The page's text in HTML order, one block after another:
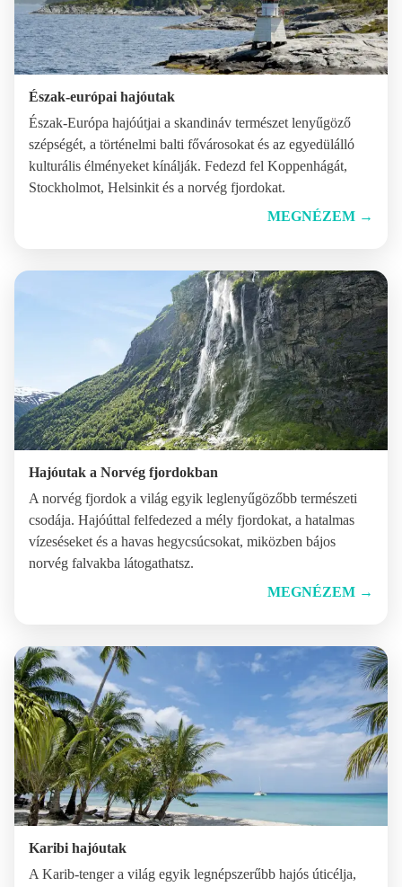
Észak-európai hajóutak
Észak-Európa hajóútjai a skandináv természet lenyűgöző
szépségét, a történelmi balti fővárosokat és az egyedülálló
kulturális élményeket kínálják. Fedezd fel Koppenhágát,
Stockholmot, Helsinkit és a norvég fjordokat.
MEGNÉZEM →
Hajóutak a Norvég fjordokban
A norvég fjordok a világ egyik leglenyűgözőbb természeti
csodája. Hajóúttal felfedezed a mély fjordokat, a hatalmas
vízeséseket és a havas hegycsúcsokat, miközben bájos
norvég falvakba látogathatsz.
MEGNÉZEM →
Karibi hajóutak
A Karib-tenger a világ egyik legnépszerűbb hajós úticélja,